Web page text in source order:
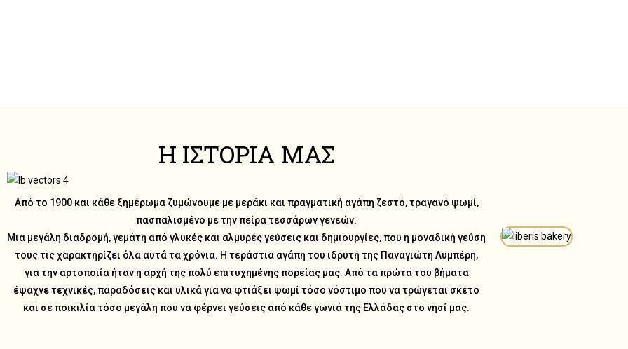
...προσφέροντάς σας εξαιρετικά αρτοσκευάσματα
παραγωγής μας νόστιμα και υγιεινά!
Η ΙΣΤΟΡΙΑ ΜΑΣ
Από το 1900 και κάθε ξημέρωμα ζυμώνουμε με μεράκι και πραγματική αγάπη ζεστό, τραγανό ψωμί,
πασπαλισμένο με την πείρα τεσσάρων γενεών.
Μια μεγάλη διαδρομή, γεμάτη από γλυκές και αλμυρές γεύσεις και δημιουργίες, που η μοναδική γεύση
τους τις χαρακτηρίζει όλα αυτά τα χρόνια. Η τεράστια αγάπη του ιδρυτή της Παναγιώτη Λυμπέρη,
για την αρτοποιία ήταν η αρχή της πολύ επιτυχημένης πορείας μας. Από τα πρώτα του βήματα
έψαχνε τεχνικές, παραδόσεις και υλικά για να φτιάξει ψωμί τόσο νόστιμο που να τρώγεται σκέτο
και σε ποικιλία τόσο μεγάλη που να φέρνει γεύσεις από κάθε γωνιά της Ελλάδας στο νησί μας.